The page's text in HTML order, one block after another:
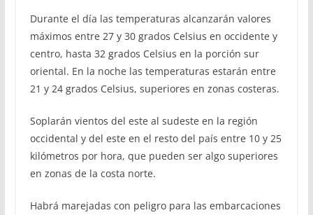
Durante el día las temperaturas alcanzarán valores
máximos entre 27 y 30 grados Celsius en occidente y
centro, hasta 32 grados Celsius en la porción sur
oriental. En la noche las temperaturas estarán entre
21 y 24 grados Celsius, superiores en zonas costeras.
Soplarán vientos del este al sudeste en la región
occidental y del este en el resto del país entre 10 y 25
kilómetros por hora, que pueden ser algo superiores
en zonas de la costa norte.
Habrá marejadas con peligro para las embarcaciones